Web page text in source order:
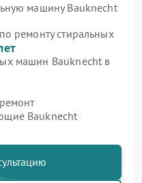
машину Bauknecht
ремонту стиральных
машин Bauknecht в
Bauknecht